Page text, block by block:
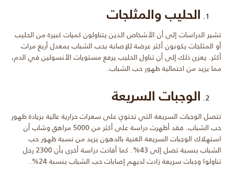
الحليب والمثلجات
تشير الدراسات إلى أن الأشخاص الذين يتناولون كميات كبيرة من الحليب
أو المثلجات يكونون أكثر عرضة للإصابة بحب الشباب بمعدل أربع مرات
أكثر. يعزى ذلك إلى أن تناول الحليب يرفع مستويات الأنسولين في الدم،
مما يزيد من احتمالية ظهور حب الشباب.
الوجبات السريعة
تتصل الوجبات السريعة التي تحتوي على سعرات حرارية عالية بزيادة ظهور
حب الشباب. فقد أظهرت دراسة على أكثر من 5000 مراهق وشاب أن
استهلاك الوجبات السريعة الغنية بالدهون يزيد من نسبة ظهور حب
الشباب بنسبة تصل إلى 43%. كما أفادت دراسة أخرى بأن 2300 رجل
تناولوا وجبات سريعة زادت لديهم إصابات حب الشباب بنسبة 24%.